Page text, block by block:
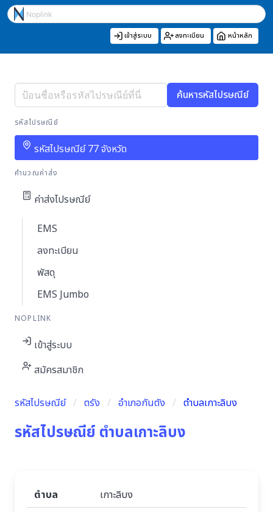
เข้าสู่ระบบ ลงทะเบียน หน้าหลัก
ค้นหารหัสไปรษณีย์
รหัสไปรษณีย์
รหัสไปรษณีย์ 77 จังหวัด
คำนวณค่าส่ง
ค่าส่งไปรษณีย์
EMS
ลงทะเบียน
พัสดุ
EMS Jumbo
NOPLINK
เข้าสู่ระบบ
สมัครสมาชิก
รหัสไปรษณีย์ ตรัง อำเภอกันตัง ตำบลเกาะลิบง
รหัสไปรษณีย์ ตำบลเกาะลิบง
ตำบล
เกาะลิบง